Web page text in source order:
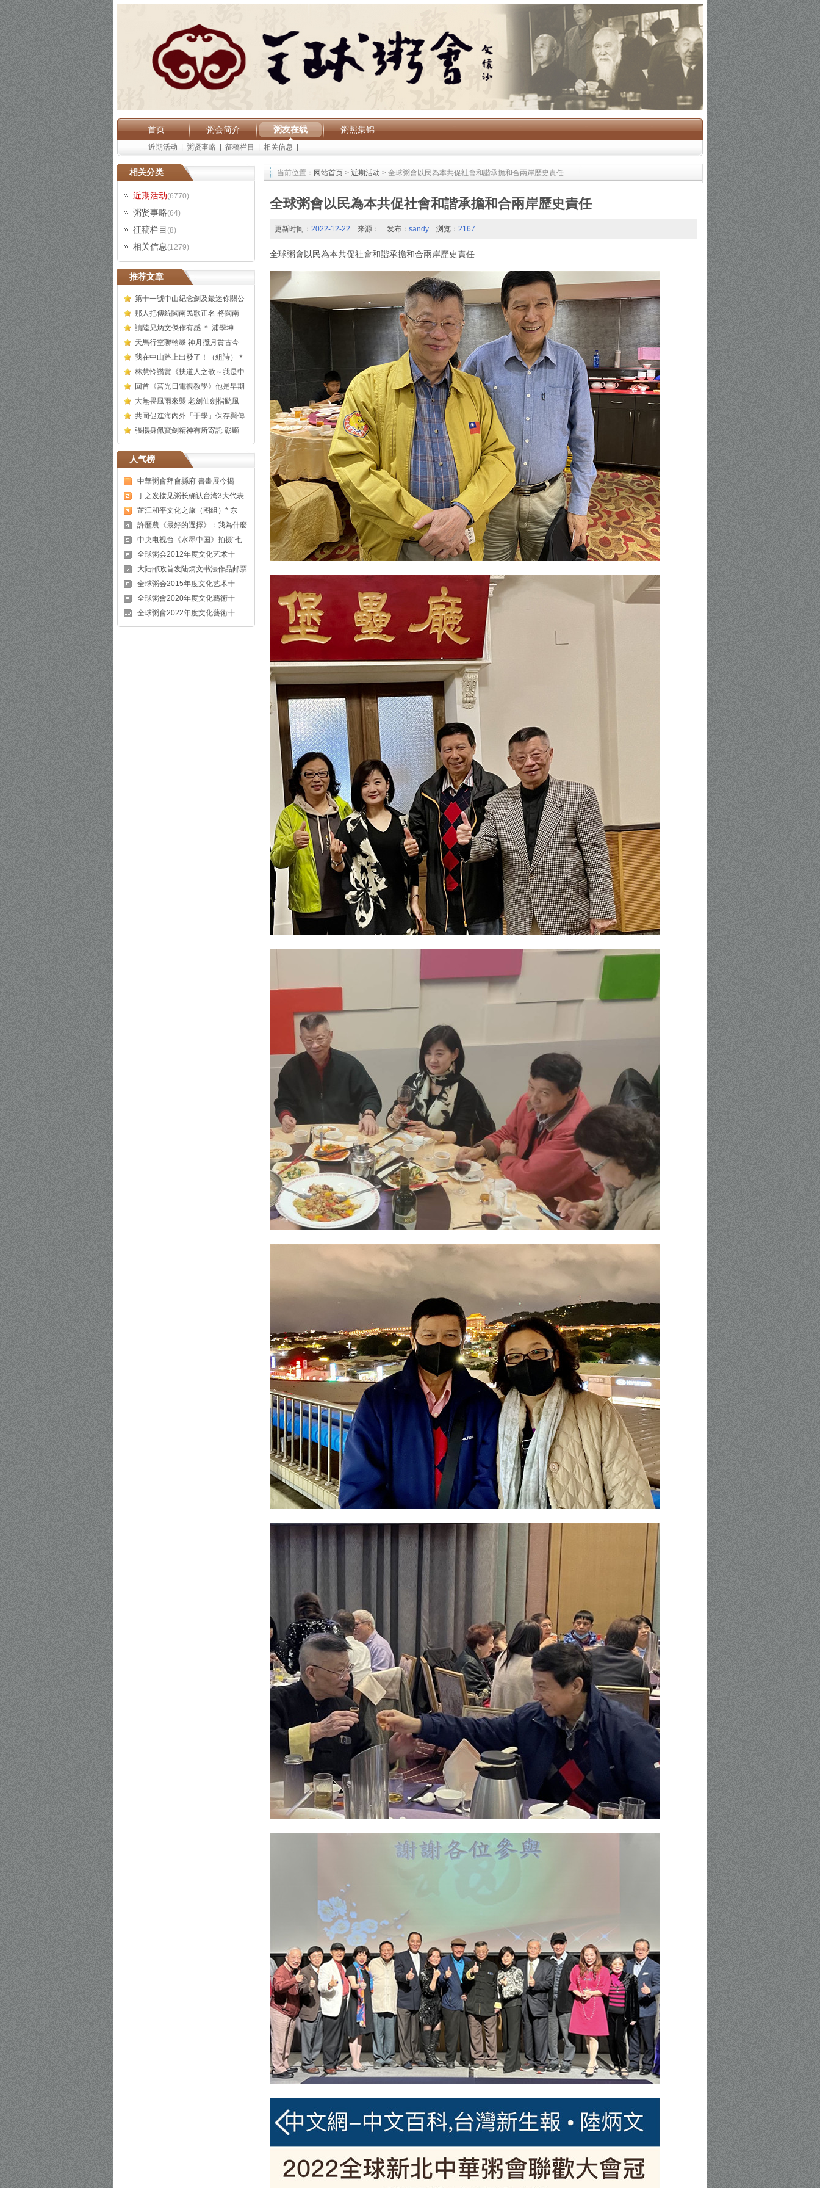
首页 粥会简介 粥友在线 粥照集锦
近期活动 粥贤事略 征稿栏目 相关信息
相关分类
近期活动(6770)
粥贤事略(64)
征稿栏目 (8)
相关信息(1279)
推荐文章
第十一號中山紀念劍及最迷你關公
那人把傳統閩南民歌正名 將閩南
讀陸兄炳文傑作有感 ＊ 浦學坤
天馬行空聯翰墨 神舟攬月貫古今
我在中山路上出發了！（組詩）＊
林慧怜讚賞《扶道人之歌～我是中
回首《莒光日電視教學》他是早期
大無畏風雨來襲 老劍仙劍指颱風
共同促進海內外「于學」保存與傳
張揚身佩寶劍精神有所寄託 彰顯
人气榜
中華粥會拜會縣府 書畫展今揭
丁之发接见粥长确认台湾3大代表
芷江和平文化之旅（图组）* 东
許歷農《最好的選擇》：我為什麼
中央电视台《水墨中国》拍摄“七
全球粥会2012年度文化艺术十
大陆邮政首发陆炳文书法作品邮票
全球粥会2015年度文化艺术十
全球粥會2020年度文化藝術十
全球粥會2022年度文化藝術十
当前位置： 网站首页 > 近期活动 > 全球粥會以民為本共促社會和諧承擔和合兩岸歷史責任
全球粥會以民為本共促社會和諧承擔和合兩岸歷史責任
更新时间： 2022-12-22 来源： 发布： sandy 浏览： 2167
全球粥會以民為本共促社會和諧承擔和合兩岸歷史責任